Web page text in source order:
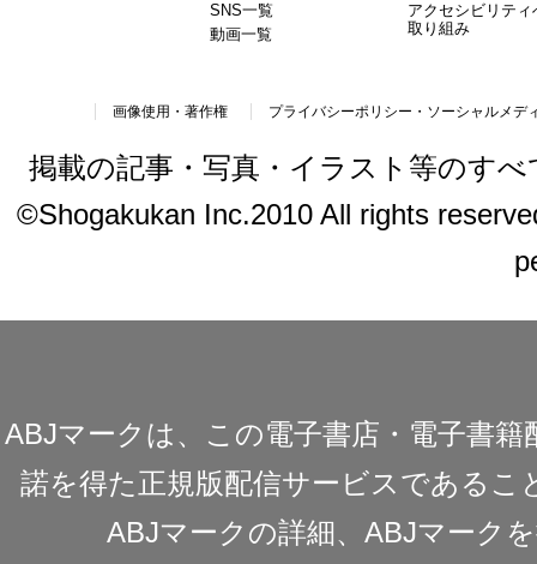
SNS一覧
動画一覧
アクセシビリティ
取り組み
画像使用・著作権 プライバシーポリシー・ソーシャルメデ
掲載の記事・写真・イラスト等のす
©Shogakukan Inc.2010 All rights
ABJマークは、この電子書店・電子書
諾を得た正規版配信サービスであるこ
ABJマークの詳細、ABJマーク